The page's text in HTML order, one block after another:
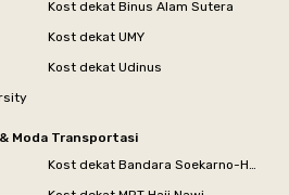
Kost dekat Binus Alam Sutera
Kost dekat UMY
Kost dekat Udinus
Moda Transportasi
Kost dekat Bandara Soekarno-Hatta